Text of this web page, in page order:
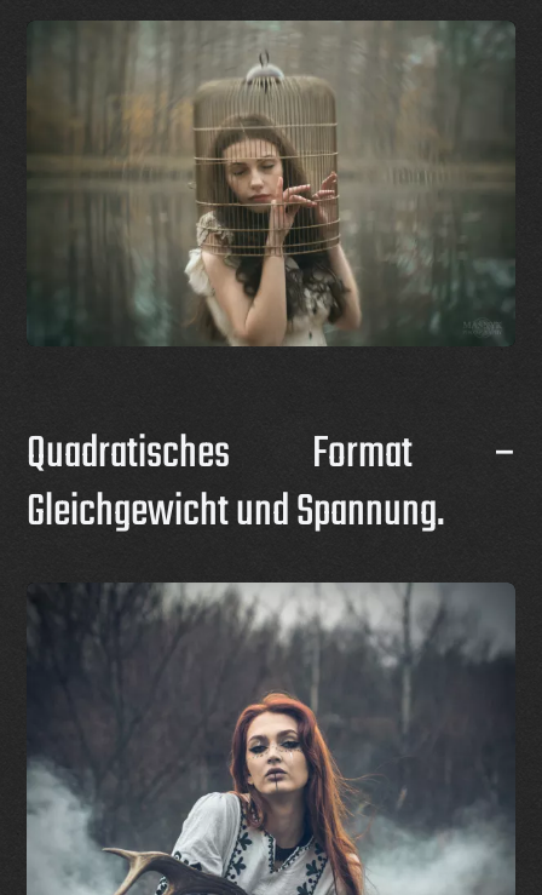
Quadratisches Format –
Gleichgewicht und Spannung.